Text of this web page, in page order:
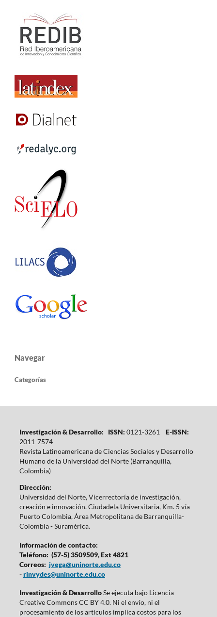
Navegar
Categorías
Investigación & Desarrollo: ISSN: 0121-3261
E-ISSN:
2011-7574
Revista Latinoamericana de Ciencias Sociales y Desarrollo
Humano de la Universidad del Norte (Barranquilla,
Colombia)
Dirección:
Universidad del Norte, Vicerrectoría de investigación,
creación e innovación. Ciudadela Universitaria, Km. 5 vía
Puerto Colombia, Área Metropolitana de Barranquilla-
Colombia - Suramérica.
Información de contacto:
Teléfono: (57-5) 3509509, Ext 4821
Correos: jvega@uninorte.edu.co
-rinvydes@uninorte.edu.co
Investigación & DesarrolloSe ejecuta bajo Licencia
Creative Commons CC BY 4.0. Ni el envío, ni el
procesamiento de los artículos implica costos para los